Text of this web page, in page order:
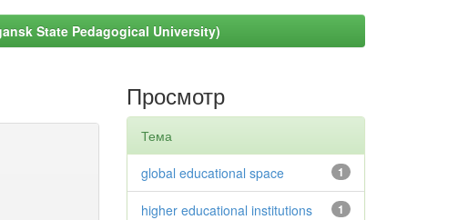
State Pedagogical University)
Просмотр
Тема
1
global educational space
1
higher educational institutions